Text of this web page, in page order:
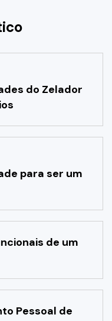
do Zelador
para ser um
de um
Pessoal de